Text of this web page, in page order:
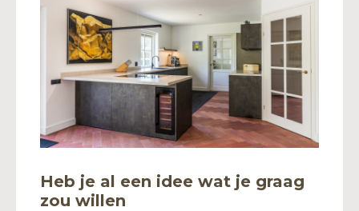
Heb je al een idee wat je graag
zou willen